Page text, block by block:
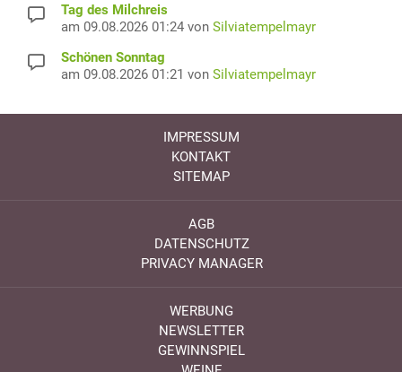
Tag des Milchreis
am 09.08.2026 01:24 von Silviatempelmayr
Schönen Sonntag
am 09.08.2026 01:21 von Silviatempelmayr
IMPRESSUM
KONTAKT
SITEMAP
AGB
DATENSCHUTZ
PRIVACY MANAGER
WERBUNG
NEWSLETTER
GEWINNSPIEL